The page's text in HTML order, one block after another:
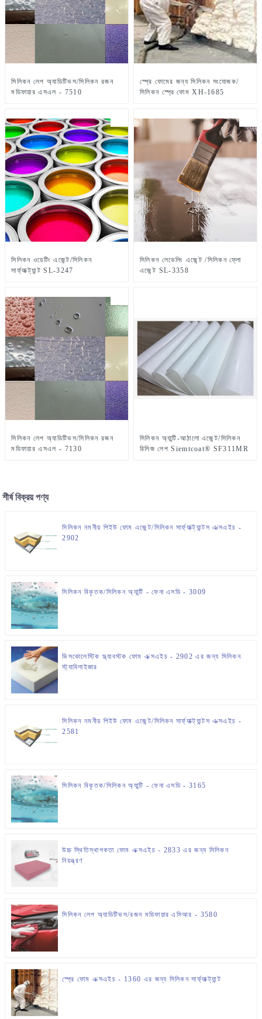
সিলিকন লেপ অ্যাডিটিভস/সিলিকন রজন
মডিফায়ার এসএল - 7510
স্প্রে ফোমের জন্য সিলিকন সংযোজক/
সিলিকন স্প্রে ফোম XH-1685
সিলিকন ওয়েটিং এজেন্ট/সিলিকন
সার্ফ্যাক্ট্যান্ট SL-3247
সিলিকন লেভেলিং এজেন্ট /সিলিকন ফ্লো
এজেন্ট SL-3358
সিলিকন লেপ অ্যাডিটিভস/সিলিকন রজন
মডিফায়ার এসএল - 7130
সিলিকন অ্যান্টি-আঠালো এজেন্ট/সিলিকন
রিলিজ লেপ Siemtcoat® SF311MR
শীর্ষ বিক্রয় পণ্য
সিলিকন নমনীয় পিইউ ফোম এজেন্ট/সিলিকন সার্ফ্যাক্ট্যান্টস এক্সএইচ -
2902
সিলিকন বিকৃতক/সিলিকন অ্যান্টি - ফেনা এসডি - 3009
ভিসকোলেস্টিক স্ল্যাবস্টক ফোম এক্সএইচ - 2902 এর জন্য সিলিকন
স্ট্যাবিলাইজার
সিলিকন নমনীয় পিইউ ফোম এজেন্ট/সিলিকন সার্ফ্যাক্ট্যান্টস এক্সএইচ -
2581
সিলিকন বিকৃতক/সিলিকন অ্যান্টি - ফেনা এসডি - 3165
উচ্চ স্থিতিস্থাপকতা ফোম এক্সএইচ - 2833 এর জন্য সিলিকন
নিয়ন্ত্রণ
সিলিকন লেপ অ্যাডিটিভস/রজন মডিফায়ার এসিআর - 3580
স্প্রে ফোম এক্সএইচ - 1360 এর জন্য সিলিকন সার্ফ্যাক্ট্যান্ট